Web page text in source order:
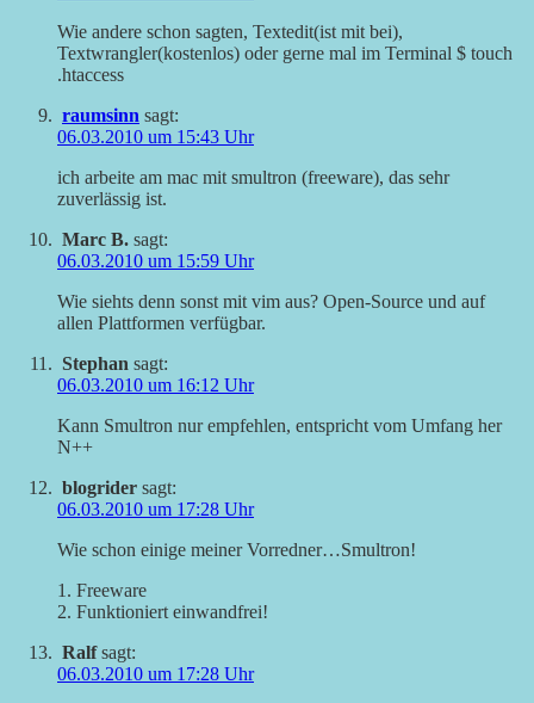
Wie andere schon sagten, Textedit(ist mit bei),
Textwrangler(kostenlos) oder gerne mal im Terminal $ touch
.htaccess
raumsinn sagt:
06.03.2010 um 15:43 Uhr
ich arbeite am mac mit smultron (freeware), das sehr
zuverlässig ist.
Marc B. sagt:
06.03.2010 um 15:59 Uhr
Wie siehts denn sonst mit vim aus? Open-Source und auf
allen Plattformen verfügbar.
Stephan sagt:
06.03.2010 um 16:12 Uhr
Kann Smultron nur empfehlen, entspricht vom Umfang her
N++
blogrider sagt:
06.03.2010 um 17:28 Uhr
Wie schon einige meiner Vorredner…Smultron!
1. Freeware
2. Funktioniert einwandfrei!
Ralf sagt:
06.03.2010 um 17:28 Uhr